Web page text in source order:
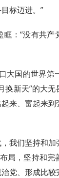
标迈进。”
：“没有共产
大国的世界第
换新天”的大
来、富起来
我们坚持和
局，坚持和
党、形成比较